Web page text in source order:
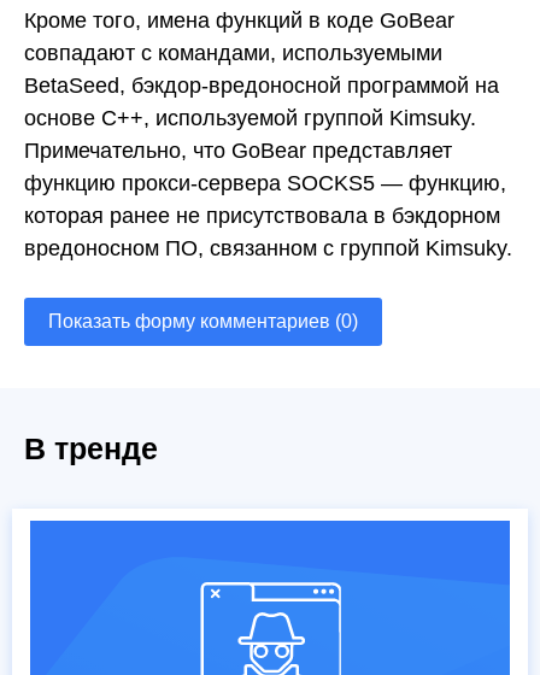
Кроме того, имена функций в коде GoBear
совпадают с командами, используемыми
BetaSeed, бэкдор-вредоносной программой на
основе C++, используемой группой Kimsuky.
Примечательно, что GoBear представляет
функцию прокси-сервера SOCKS5 — функцию,
которая ранее не присутствовала в бэкдорном
вредоносном ПО, связанном с группой Kimsuky.
Показать форму комментариев (0)
В тренде